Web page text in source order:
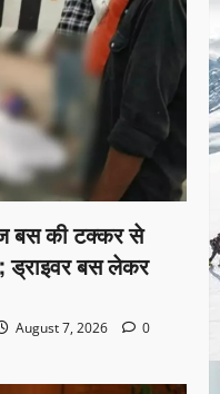
बस की टक्कर से
ड्राइवर बस लेकर
August 7, 2026
0